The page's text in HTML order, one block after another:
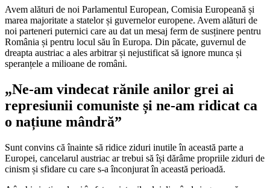
Avem alături de noi Parlamentul European, Comisia Europeană și
marea majoritate a statelor și guvernelor europene. Avem alături de
noi parteneri puternici care au dat un mesaj ferm de susținere pentru
România și pentru locul său în Europa. Din păcate, guvernul de
dreapta austriac a ales arbitrar și nejustificat să ignore munca și
speranțele a milioane de români.
„Ne-am vindecat rănile anilor grei ai
represiunii comuniste și ne-am ridicat ca
o națiune mândră”
Sunt convins că înainte să ridice ziduri inutile în această parte a
Europei, cancelarul austriac ar trebui să își dărâme propriile ziduri de
cinism și sfidare cu care s-a înconjurat în această perioadă.